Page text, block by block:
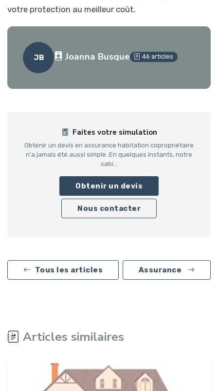
votre protection au meilleur coût.
JB Joanna Busque 46 articles
Faites votre simulation
Obtenir un devis en assurance habitation copropriétaire
n'a jamais été aussi simple. En quelques instants, notre
cabi...
Obtenir un devis
Nous contacter
Tous les articles Assurance
Articles similaires